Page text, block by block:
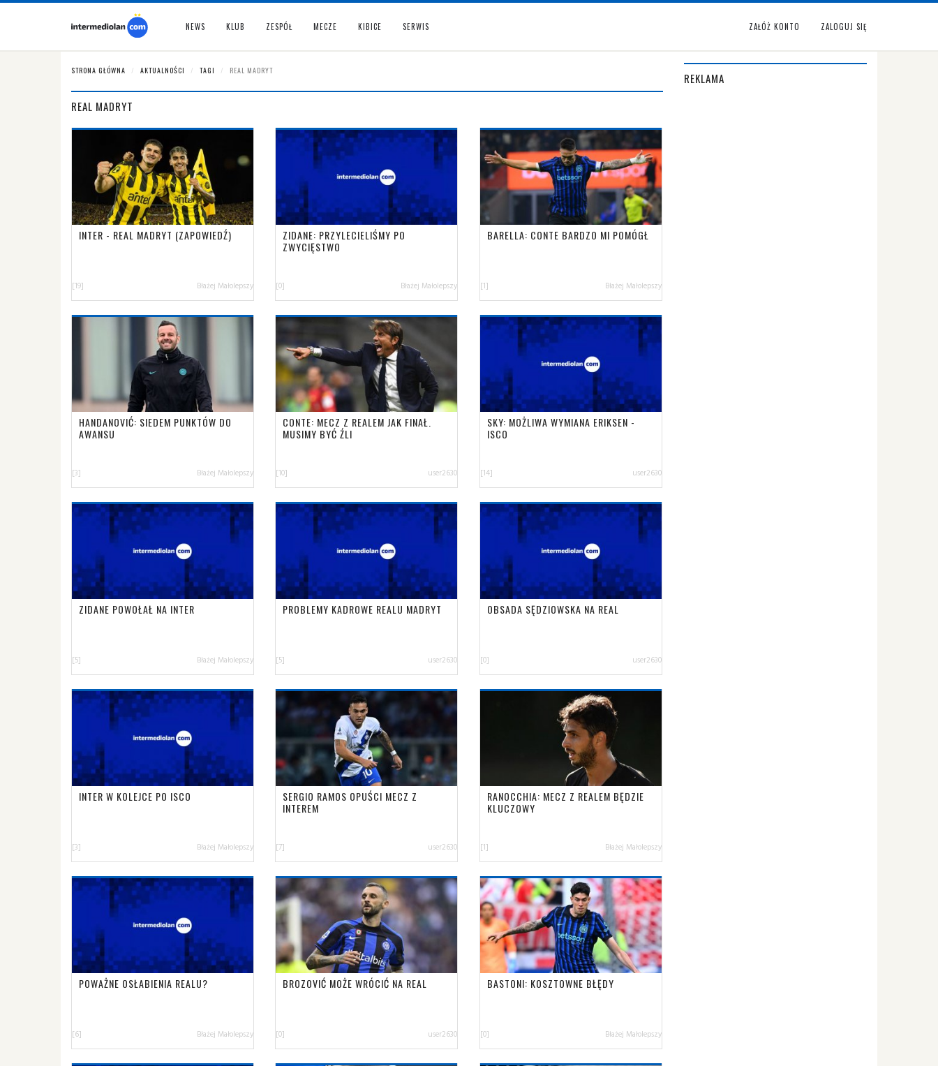
NEWS KLUB ZESPÓŁ MECZE KIBICE SERWIS ZAŁÓŻ KONTO ZALOGUJ SIĘ
STRONA GŁÓWNA AKTUALNOŚCI TAGI REAL MADRYT
REAL MADRYT
INTER - REAL MADRYT (ZAPOWIEDŹ)
[19] Błażej Małolepszy
ZIDANE: PRZYLECIELIŚMY PO
ZWYCIĘSTWO
[0] Błażej Małolepszy
BARELLA: CONTE BARDZO MI POMÓGŁ
[1] Błażej Małolepszy
HANDANOVIĆ: SIEDEM PUNKTÓW DO
AWANSU
[3] Błażej Małolepszy
CONTE: MECZ Z REALEM JAK FINAŁ.
MUSIMY BYĆ ŹLI
[10] user2630
SKY: MOŻLIWA WYMIANA ERIKSEN -
ISCO
[14] user2630
ZIDANE POWOŁAŁ NA INTER
[5] Błażej Małolepszy
PROBLEMY KADROWE REALU MADRYT
[5] user2630
OBSADA SĘDZIOWSKA NA REAL
[0] user2630
INTER W KOLEJCE PO ISCO
[3] Błażej Małolepszy
SERGIO RAMOS OPUŚCI MECZ Z
INTEREM
[7] user2630
RANOCCHIA: MECZ Z REALEM BĘDZIE
KLUCZOWY
[1] Błażej Małolepszy
POWAŻNE OSŁABIENIA REALU?
[6] Błażej Małolepszy
BROZOVIĆ MOŻE WRÓCIĆ NA REAL
[0] user2630
BASTONI: KOSZTOWNE BŁĘDY
[0] Błażej Małolepszy
REKLAMA